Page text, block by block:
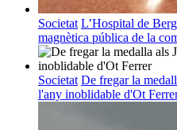
Societat L’Hospital de
magnètica pública de la
Societat De fregar la
l'any inoblidable d'Ot